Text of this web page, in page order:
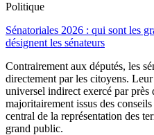
Politique
Sénatoriales 2026 : qui sont les
désignent les sénateurs
Contrairement aux députés, les
directement par les citoyens.
universel indirect exercé par près
majoritairement issus des
central de la représentation des
grand public.